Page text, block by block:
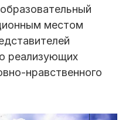
местом
реализующих
нравственного